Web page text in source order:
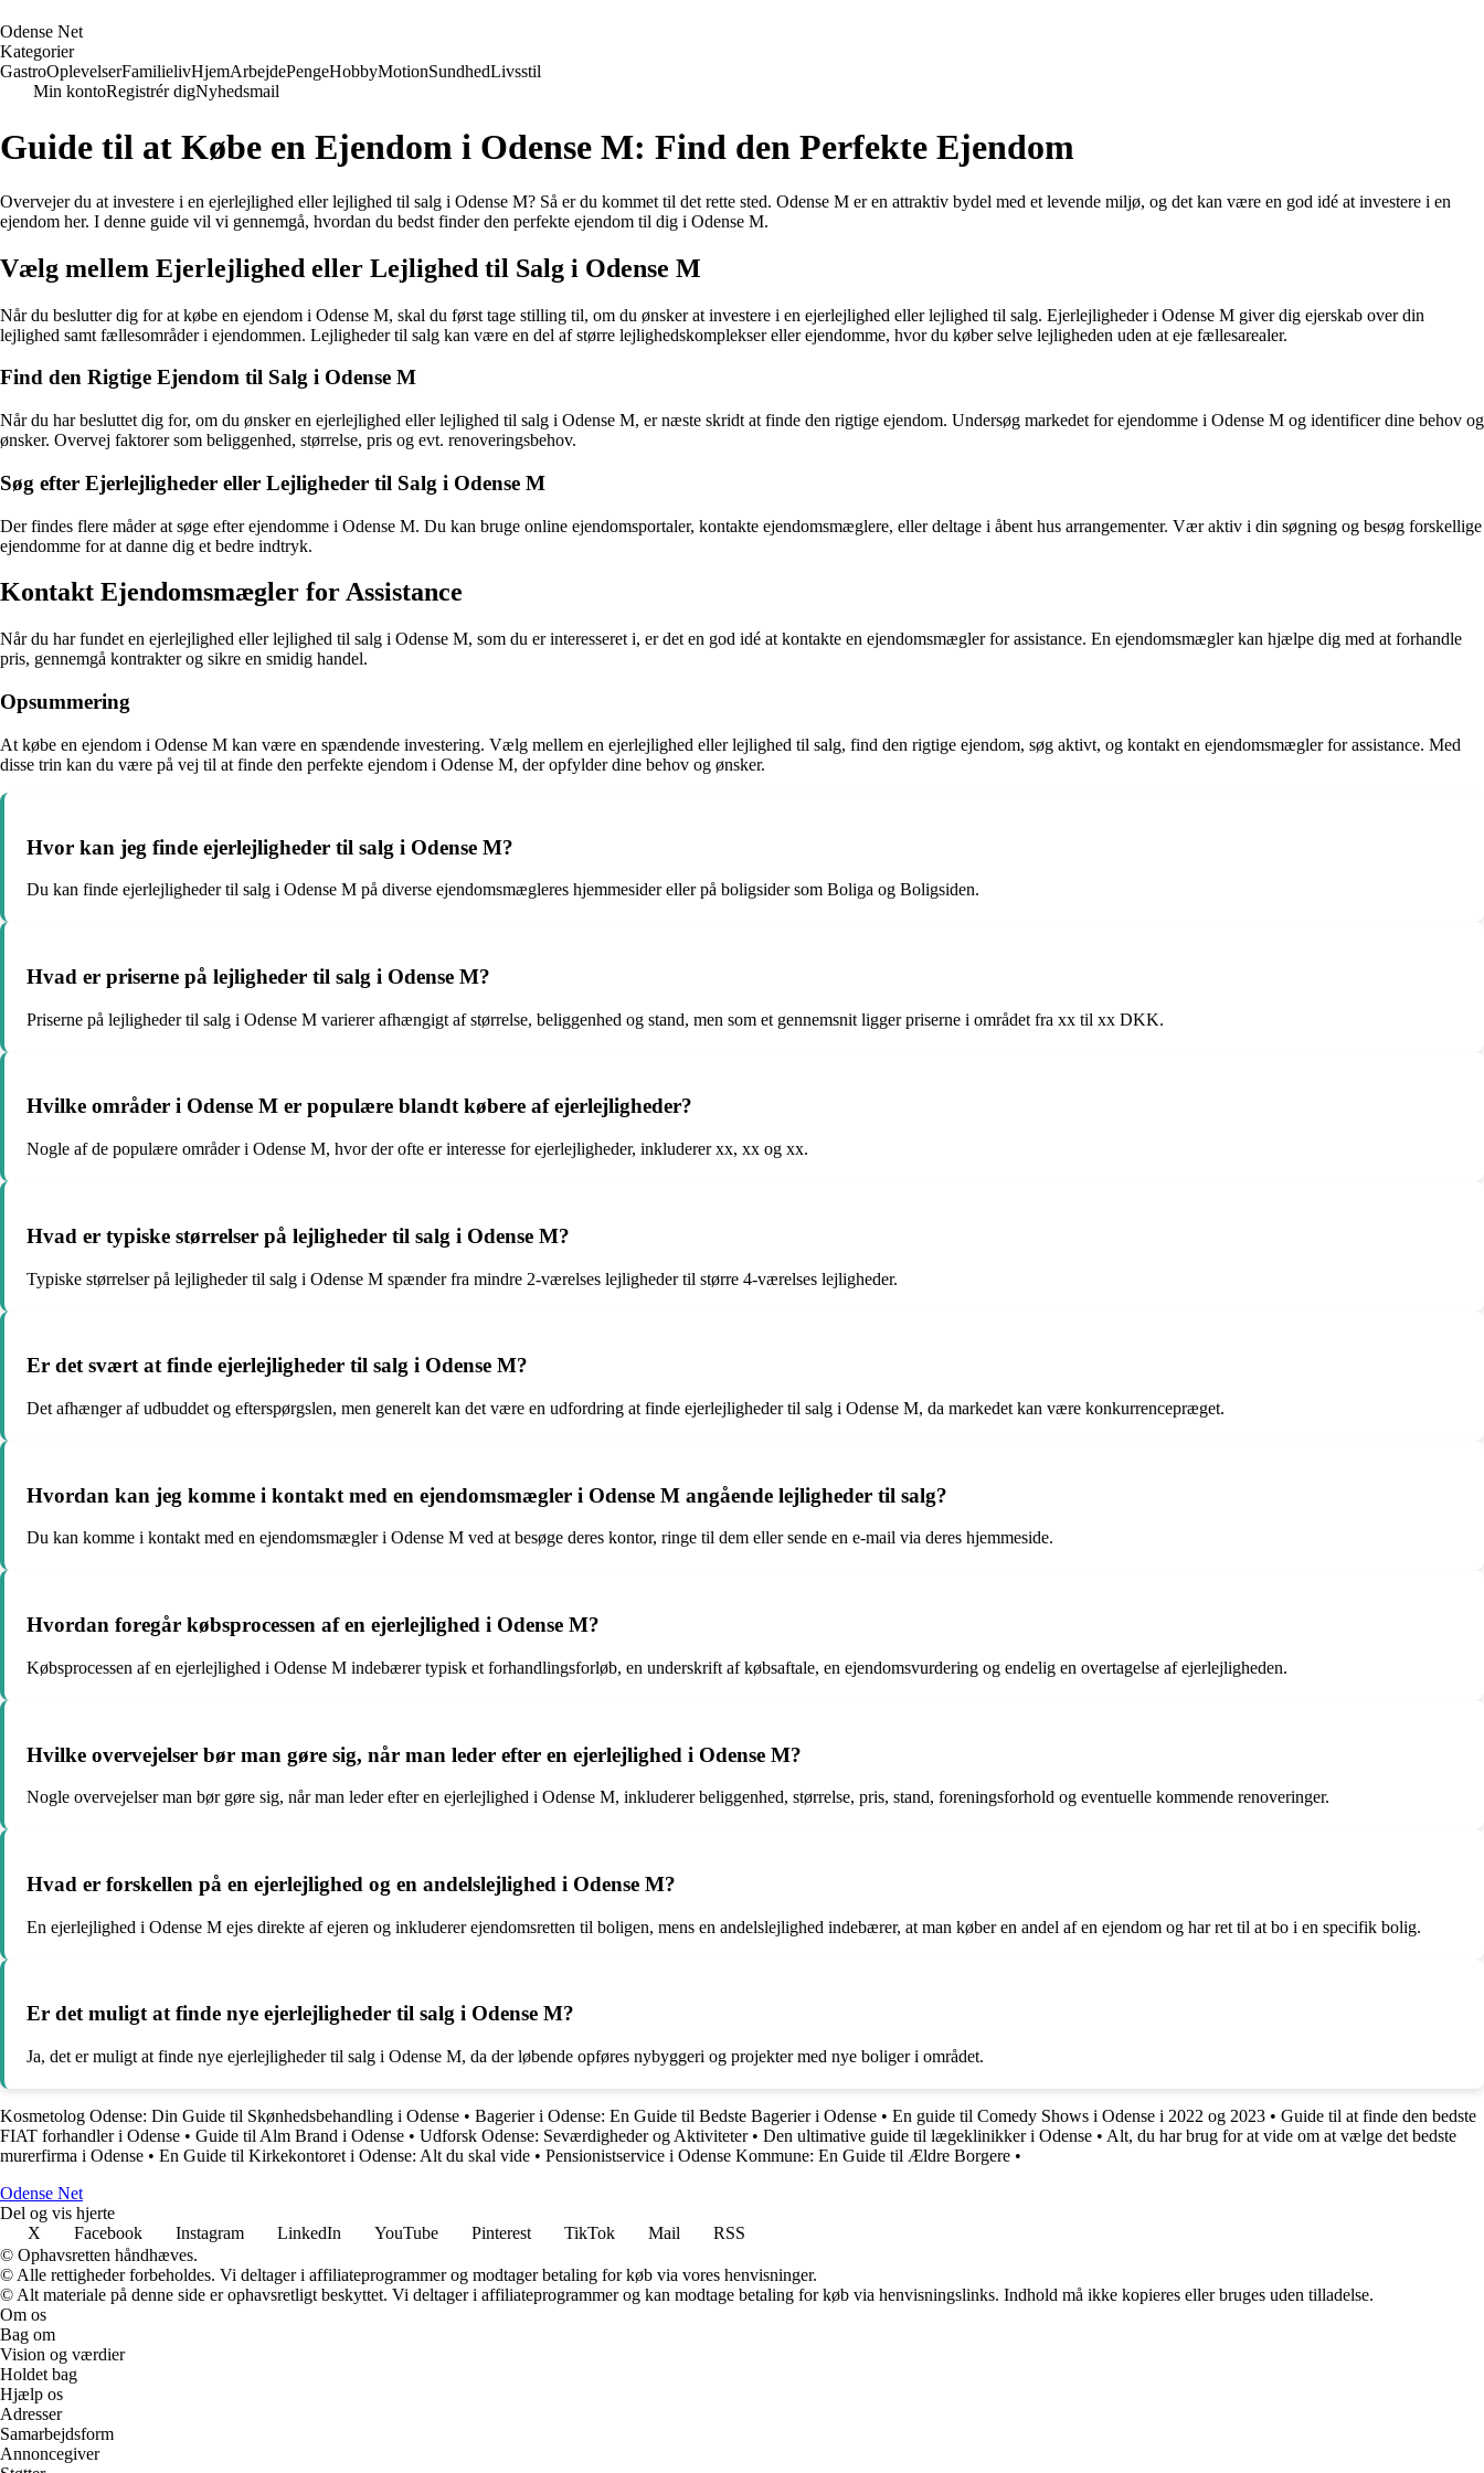
Odense Net
Kategorier
GastroOplevelserFamilielivHjemArbejdePengeHobbyMotionSundhedLivsstil
Min kontoRegistrér digNyhedsmail
Guide til at Købe en Ejendom i Odense M: Find den Perfekte Ejendom
Overvejer du at investere i en ejerlejlighed eller lejlighed til salg i Odense M? Så er du kommet til det rette sted. Odense M er en attraktiv bydel med et levende miljø, og det kan være en god idé at investere i en
ejendom her. I denne guide vil vi gennemgå, hvordan du bedst finder den perfekte ejendom til dig i Odense M.
Vælg mellem Ejerlejlighed eller Lejlighed til Salg i Odense M
Når du beslutter dig for at købe en ejendom i Odense M, skal du først tage stilling til, om du ønsker at investere i en ejerlejlighed eller lejlighed til salg. Ejerlejligheder i Odense M giver dig ejerskab over din
lejlighed samt fællesområder i ejendommen. Lejligheder til salg kan være en del af større lejlighedskomplekser eller ejendomme, hvor du køber selve lejligheden uden at eje fællesarealer.
Find den Rigtige Ejendom til Salg i Odense M
Når du har besluttet dig for, om du ønsker en ejerlejlighed eller lejlighed til salg i Odense M, er næste skridt at finde den rigtige ejendom. Undersøg markedet for ejendomme i Odense M og identificer dine behov og
ønsker. Overvej faktorer som beliggenhed, størrelse, pris og evt. renoveringsbehov.
Søg efter Ejerlejligheder eller Lejligheder til Salg i Odense M
Der findes flere måder at søge efter ejendomme i Odense M. Du kan bruge online ejendomsportaler, kontakte ejendomsmæglere, eller deltage i åbent hus arrangementer. Vær aktiv i din søgning og besøg forskellige
ejendomme for at danne dig et bedre indtryk.
Kontakt Ejendomsmægler for Assistance
Når du har fundet en ejerlejlighed eller lejlighed til salg i Odense M, som du er interesseret i, er det en god idé at kontakte en ejendomsmægler for assistance. En ejendomsmægler kan hjælpe dig med at forhandle
pris, gennemgå kontrakter og sikre en smidig handel.
Opsummering
At købe en ejendom i Odense M kan være en spændende investering. Vælg mellem en ejerlejlighed eller lejlighed til salg, find den rigtige ejendom, søg aktivt, og kontakt en ejendomsmægler for assistance. Med
disse trin kan du være på vej til at finde den perfekte ejendom i Odense M, der opfylder dine behov og ønsker.
Hvor kan jeg finde ejerlejligheder til salg i Odense M?
Du kan finde ejerlejligheder til salg i Odense M på diverse ejendomsmægleres hjemmesider eller på boligsider som Boliga og Boligsiden.
Hvad er priserne på lejligheder til salg i Odense M?
Priserne på lejligheder til salg i Odense M varierer afhængigt af størrelse, beliggenhed og stand, men som et gennemsnit ligger priserne i området fra xx til xx DKK.
Hvilke områder i Odense M er populære blandt købere af ejerlejligheder?
Nogle af de populære områder i Odense M, hvor der ofte er interesse for ejerlejligheder, inkluderer xx, xx og xx.
Hvad er typiske størrelser på lejligheder til salg i Odense M?
Typiske størrelser på lejligheder til salg i Odense M spænder fra mindre 2-værelses lejligheder til større 4-værelses lejligheder.
Er det svært at finde ejerlejligheder til salg i Odense M?
Det afhænger af udbuddet og efterspørgslen, men generelt kan det være en udfordring at finde ejerlejligheder til salg i Odense M, da markedet kan være konkurrencepræget.
Hvordan kan jeg komme i kontakt med en ejendomsmægler i Odense M angående lejligheder til salg?
Du kan komme i kontakt med en ejendomsmægler i Odense M ved at besøge deres kontor, ringe til dem eller sende en e-mail via deres hjemmeside.
Hvordan foregår købsprocessen af en ejerlejlighed i Odense M?
Købsprocessen af en ejerlejlighed i Odense M indebærer typisk et forhandlingsforløb, en underskrift af købsaftale, en ejendomsvurdering og endelig en overtagelse af ejerlejligheden.
Hvilke overvejelser bør man gøre sig, når man leder efter en ejerlejlighed i Odense M?
Nogle overvejelser man bør gøre sig, når man leder efter en ejerlejlighed i Odense M, inkluderer beliggenhed, størrelse, pris, stand, foreningsforhold og eventuelle kommende renoveringer.
Hvad er forskellen på en ejerlejlighed og en andelslejlighed i Odense M?
En ejerlejlighed i Odense M ejes direkte af ejeren og inkluderer ejendomsretten til boligen, mens en andelslejlighed indebærer, at man køber en andel af en ejendom og har ret til at bo i en specifik bolig.
Er det muligt at finde nye ejerlejligheder til salg i Odense M?
Ja, det er muligt at finde nye ejerlejligheder til salg i Odense M, da der løbende opføres nybyggeri og projekter med nye boliger i området.
Kosmetolog Odense: Din Guide til Skønhedsbehandling i Odense • Bagerier i Odense: En Guide til Bedste Bagerier i Odense • En guide til Comedy Shows i Odense i 2022 og 2023 • Guide til at finde den bedste
FIAT forhandler i Odense • Guide til Alm Brand i Odense • Udforsk Odense: Seværdigheder og Aktiviteter• Den ultimative guide til lægeklinikker i Odense • Alt, du har brug for at vide om at vælge det bedste
murerfirma i Odense • En Guide til Kirkekontoret i Odense: Alt du skal vide • Pensionistservice i Odense Kommune: En Guide til Ældre Borgere •
Odense Net
Del og vis hjerte
X
Facebook Instagram LinkedIn YouTube Pinterest TikTok Mail
RSS
© Ophavsretten håndhæves.
© Alle rettigheder forbeholdes. Vi deltager i affiliateprogrammer og modtager betaling for køb via vores henvisninger.
© Alt materiale på denne side er ophavsretligt beskyttet. Vi deltager i affiliateprogrammer og kan modtage betaling for køb via henvisningslinks. Indhold må ikke kopieres eller bruges uden tilladelse.
Om os
Bag om
Vision og værdier
Holdet bag
Hjælp os
Adresser
Samarbejdsform
Annoncegiver